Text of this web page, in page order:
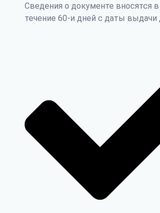
Сведения о документе
течение 60-и дней с даты выдачи